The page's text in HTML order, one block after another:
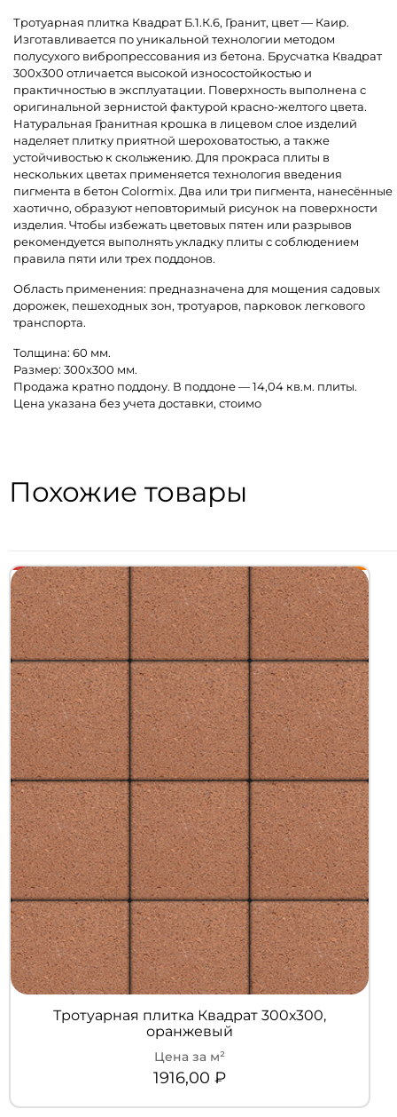
Тротуарная плитка Квадрат Б.1.К.6, Гранит, цвет — Каир.
Изготавливается по уникальной технологии методом
полусухого вибропрессования из бетона. Брусчатка Квадрат
300х300 отличается высокой износостойкостью и
практичностью в эксплуатации. Поверхность выполнена с
оригинальной зернистой фактурой красно-желтого цвета.
Натуральная Гранитная крошка в лицевом слое изделий
наделяет плитку приятной шероховатостью, а также
устойчивостью к скольжению. Для прокраса плиты в
нескольких цветах применяется технология введения
пигмента в бетон Colormix. Два или три пигмента, нанесённые
хаотично, образуют неповторимый рисунок на поверхности
изделия. Чтобы избежать цветовых пятен или разрывов
рекомендуется выполнять укладку плиты с соблюдением
правила пяти или трех поддонов.
Область применения: предназначена для мощения садовых
дорожек, пешеходных зон, тротуаров, парковок легкового
транспорта.
Толщина: 60 мм.
Размер: 300х300 мм.
Продажа кратно поддону. В поддоне — 14,04 кв.м. плиты.
Цена указана без учета доставки, стоимо
Похожие товары
Тротуарная плитка Квадрат 300х300,
оранжевый
1916,00 ₽